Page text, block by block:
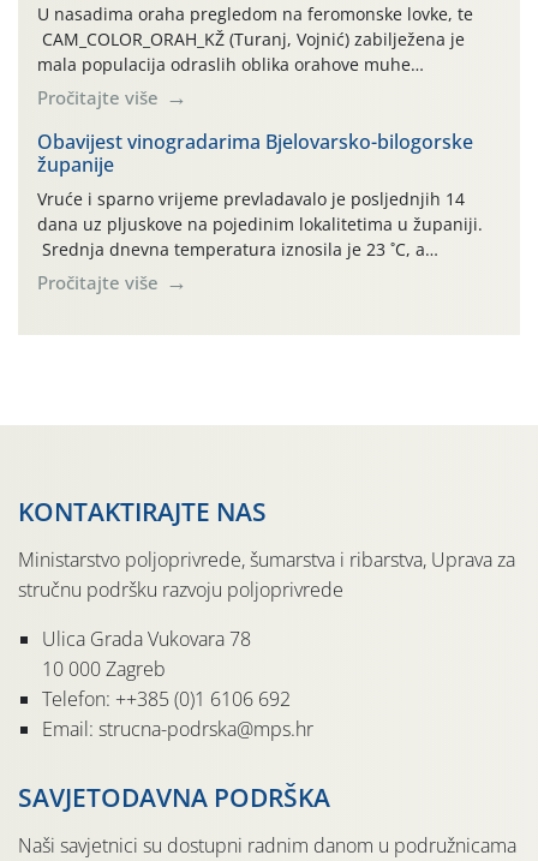
U nasadima oraha pregledom na feromonske lovke, te
CAM_COLOR_ORAH_KŽ (Turanj, Vojnić) zabilježena je
mala populacija odraslih oblika orahove muhe
(Rhagoletis completa). Niska brojnost može se objasniti
činjenicom da je riječ o mladim nasadima s vrlo malim
urodom, što je povezano i s manjim brojem prezimjelih
jedinki. U starijim nasadima, na žutim ljepljivim Rebell
pločama s […]
Pročitajte više
Obavijest vinogradarima Bjelovarsko-bilogorske
županije
Vruće i sparno vrijeme prevladavalo je posljednjih 14
dana uz pljuskove na pojedinim lokalitetima u županiji.
Srednja dnevna temperatura iznosila je 23 ˚C, a
maksimalne su posljednjih dana dosezale do 35 ˚C.
Simptome plamenjače vinove loze (Plasmoparas
Pročitajte više
KONTAKTIRAJTE NAS
Ministarstvo poljoprivrede, šumarstva i ribarstva, Uprava za
stručnu podršku razvoju poljoprivrede
Ulica Grada Vukovara 78
10 000 Zagreb
Telefon: ++385 (0)1 6106 692
Email: strucna-podrska@mps.hr
SAVJETODAVNA PODRŠKA
Naši savjetnici su dostupni radnim danom u podružnicama